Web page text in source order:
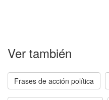
Ver también
Frases de acción política